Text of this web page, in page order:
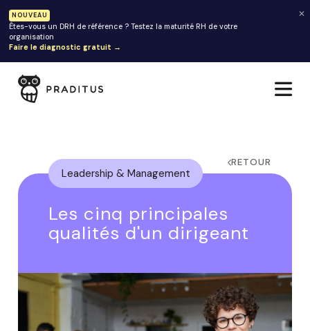
NOUVEAU
Êtes-vous un DRH de référence ? Testez la maturité RH de votre
organisation
Faire le diagnostic gratuit →
✕
Les cinq principales
qualités d'un dirigeant
Leadership & Management
RETOUR